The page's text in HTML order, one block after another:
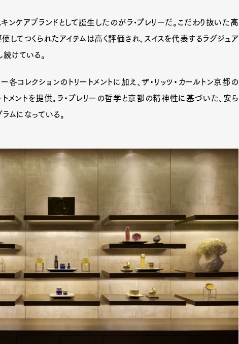
Pen Membership Magazine Official Columnist
Pen Meet Pen international Pen tw
ケアブランドとして誕生したのがラ•プレリーだ。こだわり抜いた高
てつくられたアイテムは高く評価され、スイスを代表するラグジュア
けている。
ー各コレクションのトリートメントに加え、ザ・リッツ・カールトン京都の
メントを提供。ラ・プレリーの哲学と京都の精神性に基づいた、安ら
ムになっている。